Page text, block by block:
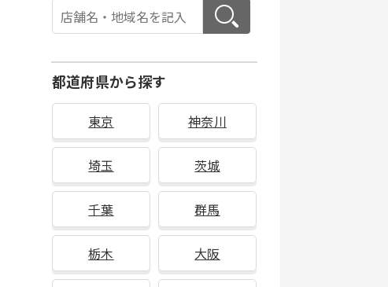
都道府県から探す
東京 神奈川
埼玉 茨城
千葉 群馬
栃木 大阪